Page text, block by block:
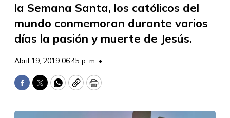
la Semana Santa, los católicos del
mundo conmemoran durante varios
días la pasión y muerte de Jesús.
Abril 19, 2019 06:45 p. m. •
Facebook
TwitterWhatsApp
CopyPrint